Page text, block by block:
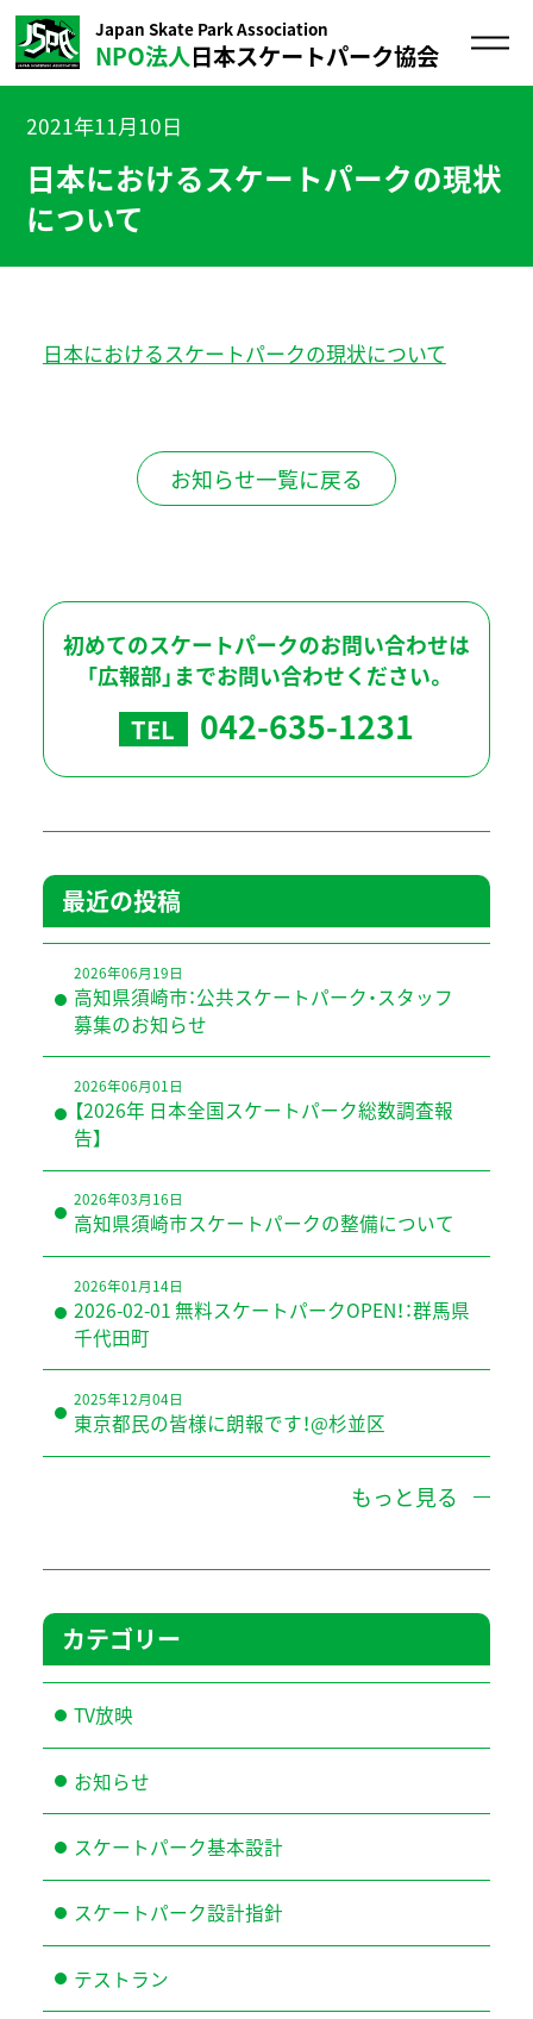
Japan Skate Park Association
NPO法人日本スケートパーク協会
2021年11月10日
日本におけるスケートパークの現状
について
日本におけるスケートパークの現状について
お知らせ一覧に戻る
初めてのスケートパークのお問い合わせは
「広報部」までお問い合わせください。
TEL 042-635-1231
最近の投稿
2026年06月19日
高知県須崎市：公共スケートパーク・スタッフ
募集のお知らせ
2026年06月01日
【2026年 日本全国スケートパーク総数調査報
告】
2026年03月16日
高知県須崎市スケートパークの整備について
2026年01月14日
2026-02-01 無料スケートパークOPEN！：群馬県
千代田町
2025年12月04日
東京都民の皆様に朗報です！@杉並区
もっと見る
カテゴリー
TV放映
お知らせ
スケートパーク基本設計
スケートパーク設計指針
テストラン